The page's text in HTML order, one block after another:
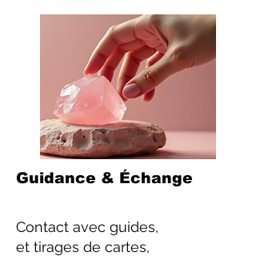
Guidance & Échange
Contact avec guides,
et tirages de cartes,